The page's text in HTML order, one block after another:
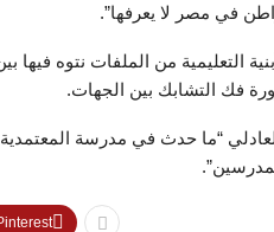
في مصر لا يعرفها”.
التعليمية من الملفات نتوه
فك التشابك بين الجهات.
“ما حدث في مدرسة